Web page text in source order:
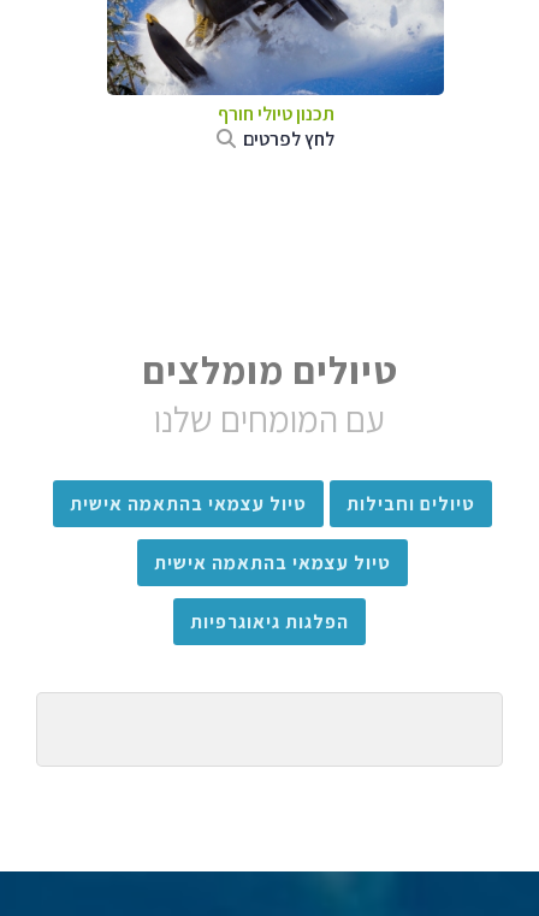
תכנון טיולי חורף
לחץ לפרטים
טיולים מומלצים
עם המומחים שלנו
טיולים וחבילות טיול עצמאי בהתאמה אישית
טיול עצמאי בהתאמה אישית
הפלגות גיאוגרפיות